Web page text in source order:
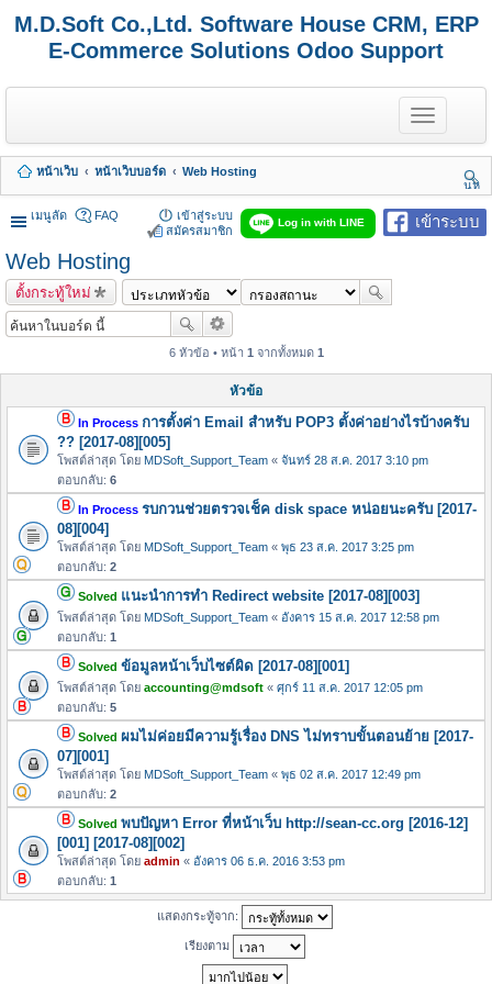
M.D.Soft Co.,Ltd. Software House CRM, ERP
E-Commerce Solutions Odoo Support
T
o
g
e
n
a
หน้าเว็บ หน้าเว็บบอร์ด
Web Hosting
นห
า
เมนูลัด
เข้าระบบ
Log in with LINE
FAQ
เข้าสู่ระบบ
สมัครสมาชิก
Web Hosting
ตั้งกระทู้ใหม่
6 หัวข้อ • หน้า 1 จากทั้งหมด 1
หัวข้อ
In Process การตั้งค่า Email สำหรับ POP3 ตั้งค่าอย่างไรบ้างครับ
?? [2017-08][005]
โพสต์ล่าสุด โดย MDSoft_Support_Team « จันทร์ 28 ส.ค. 2017 3:10 pm
ตอบกลับ: 6
In Process รบกวนช่วยตรวจเช็ค disk space หน่อยนะครับ [2017-
08][004]
โพสต์ล่าสุด โดย MDSoft_Support_Team « พุธ 23 ส.ค. 2017 3:25 pm
ตอบกลับ: 2
Solved แนะนำการทำ Redirect website [2017-08][003]
โพสต์ล่าสุด โดย MDSoft_Support_Team « อังคาร 15 ส.ค. 2017 12:58 pm
ตอบกลับ: 1
Solved ข้อมูลหน้าเว็บไซต์ผิด [2017-08][001]
โพสต์ล่าสุด โดย accounting@mdsoft « ศุกร์ 11 ส.ค. 2017 12:05 pm
ตอบกลับ: 5
Solved ผมไม่ค่อยมีความรู้เรื่อง DNS ไม่ทราบขั้นตอนย้าย [2017-
07][001]
โพสต์ล่าสุด โดย MDSoft_Support_Team « พุธ 02 ส.ค. 2017 12:49 pm
ตอบกลับ: 2
Solved พบปัญหา Error ที่หน้าเว็บ http://sean-cc.org [2016-12]
[001] [2017-08][002]
โพสต์ล่าสุด โดย admin « อังคาร 06 ธ.ค. 2016 3:53 pm
ตอบกลับ: 1
แสดงกระทู้จาก:
เรียงตาม